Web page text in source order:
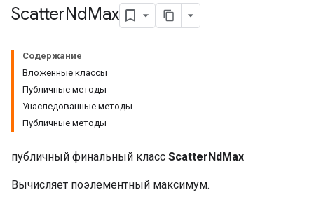
ScatterNdMax
Содержание
Вложенные классы
Публичные методы
Унаследованные методы
Публичные методы
публичный финальный класс ScatterNdMax
Вычисляет поэлементный максимум.